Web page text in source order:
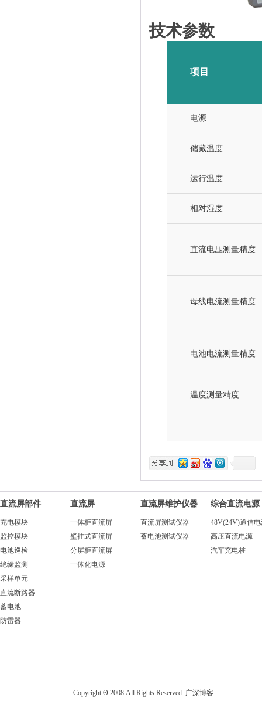
技术参数
项目
电源
储藏温度
运行温度
相对湿度
直流电压测量精度
母线电流测量精度
电池电流测量精度
温度测量精度
直流屏部件
充电模块
监控模块
电池巡检
绝缘监测
采样单元
直流断路器
蓄电池
防雷器
直流屏
一体柜直流屏
壁挂式直流屏
分屏柜直流屏
一体化电源
直流屏维护仪器
直流屏测试仪器
蓄电池测试仪器
综合直流电源
48V(24V)通信
高压直流电源
汽车充电桩
Copyright Θ 2008 All Rights Reserved. 广深博客